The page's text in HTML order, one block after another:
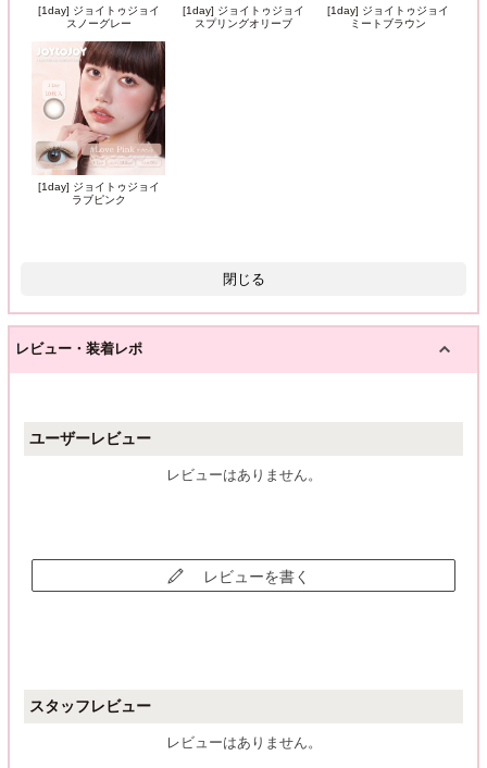
[1day] ジョイトゥジョイ
スノーグレー
[1day] ジョイトゥジョイ
スプリングオリーブ
[1day] ジョイトゥジョイ
ミートブラウン
[1day] ジョイトゥジョイ
ラブピンク
閉じる
レビュー・装着レポ
ユーザーレビュー
レビューはありません。
レビューを書く
スタッフレビュー
レビューはありません。